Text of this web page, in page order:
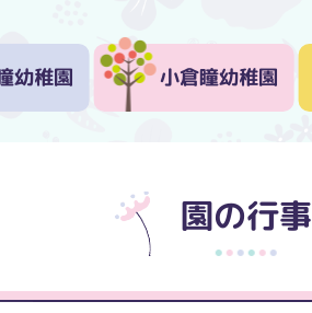
幼稚園 小倉瞳幼稚園
園の行事